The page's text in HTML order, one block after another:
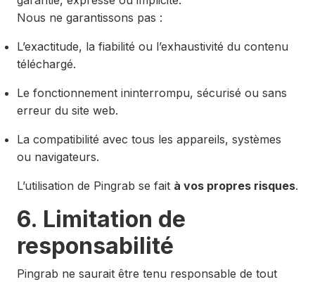
Nous ne garantissons pas :
L’exactitude, la fiabilité ou l’exhaustivité du contenu
téléchargé.
Le fonctionnement ininterrompu, sécurisé ou sans
erreur du site web.
La compatibilité avec tous les appareils, systèmes
ou navigateurs.
L’utilisation de Pingrab se fait à vos propres risques.
6. Limitation de
responsabilité
Pingrab ne saurait être tenu responsable de tout